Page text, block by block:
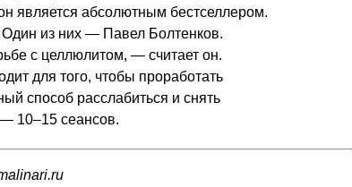
является абсолютным бестселлером.
Один из них — Павел Болтенков.
с целлюлитом, — считает он.
для того, чтобы проработать
способ расслабиться и снять
— 10–15 сеансов.